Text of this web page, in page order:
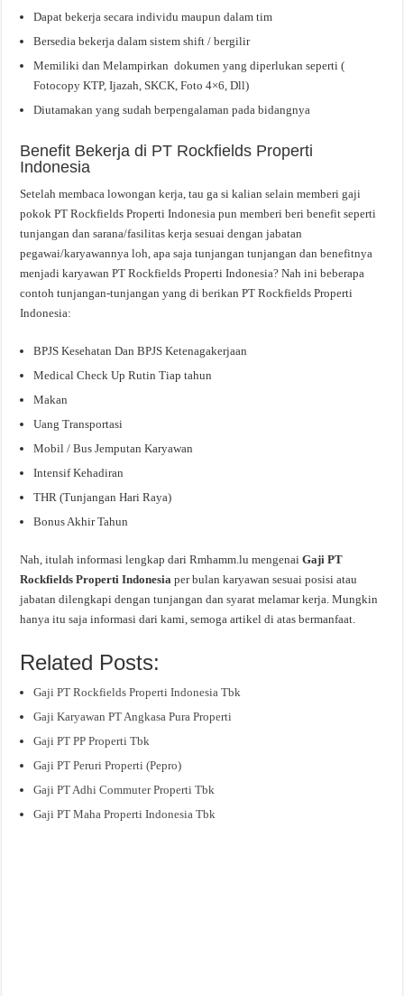
Dapat bekerja secara individu maupun dalam tim
Bersedia bekerja dalam sistem shift / bergilir
Memiliki dan Melampirkan dokumen yang diperlukan seperti (
Fotocopy KTP, Ijazah, SKCK, Foto 4×6, Dll)
Diutamakan yang sudah berpengalaman pada bidangnya
Benefit Bekerja di PT Rockfields Properti
Indonesia
Setelah membaca lowongan kerja, tau ga si kalian selain memberi gaji
pokok PT Rockfields Properti Indonesia pun memberi beri benefit seperti
tunjangan dan sarana/fasilitas kerja sesuai dengan jabatan
pegawai/karyawannya loh, apa saja tunjangan tunjangan dan benefitnya
menjadi karyawan PT Rockfields Properti Indonesia? Nah ini beberapa
contoh tunjangan-tunjangan yang di berikan PT Rockfields Properti
Indonesia:
BPJS Kesehatan Dan BPJS Ketenagakerjaan
Medical Check Up Rutin Tiap tahun
Makan
Uang Transportasi
Mobil / Bus Jemputan Karyawan
Intensif Kehadiran
THR (Tunjangan Hari Raya)
Bonus Akhir Tahun
Nah, itulah informasi lengkap dari Rmhamm.lu mengenaiGaji PT
Rockfields Properti Indonesiaper bulan karyawan sesuai posisi atau
jabatan dilengkapi dengan tunjangan dan syarat melamar kerja. Mungkin
hanya itu saja informasi dari kami, semoga artikel di atas bermanfaat.
Related Posts:
Gaji PT Rockfields Properti Indonesia Tbk
Gaji Karyawan PT Angkasa Pura Properti
Gaji PT PP Properti Tbk
Gaji PT Peruri Properti (Pepro)
Gaji PT Adhi Commuter Properti Tbk
Gaji PT Maha Properti Indonesia Tbk